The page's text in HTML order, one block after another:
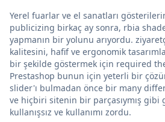
Yerel fuarlar ve el sanatları
publicizing birkaç ay sonra, rbia
yapmanın bir yolunu arıyordu.
kalitesini, hafif ve ergonomik
bir şekilde göstermek için required
Prestashop bunun için yeterli bir
slider'ı bulmadan önce bir many
ve hiçbiri sitenin bir parçasıymış gibi
kullanışsız ve kullanımı zordu.